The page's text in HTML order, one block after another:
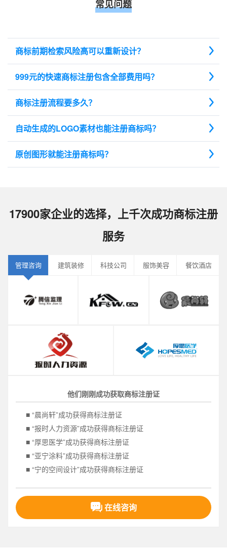
常见问题
商标前期检索风险高可以重新设计？
999元的快速商标注册包含全部费用吗？
商标注册流程要多久？
自动生成的LOGO素材也能注册商标吗？
原创图形就能注册商标吗？
17900家企业的选择，上千次成功商标注册
服务
管理咨询 建筑装修 科技公司 服饰美容 餐饮酒店
他们刚刚成功获取商标注册证
■ “马索来曼”成功获得商标注册证
■ “驿佰客”成功获得商标注册证
■ “江霖大酒店”成功获得商标注册证
■ “腾信监理”成功获得商标注册证
■ “晨尚轩”成功获得商标注册证
■ “报时人力资源”成功获得商标注册证
■ “厚思医学”成功获得商标注册证
■ “亚宁涂料”成功获得商标注册证
■ “宁的空间设计”成功获得商标注册证
■ “坤和源”成功获得商标注册证
■ “iREMOLD”成功获得商标注册证
在线咨询